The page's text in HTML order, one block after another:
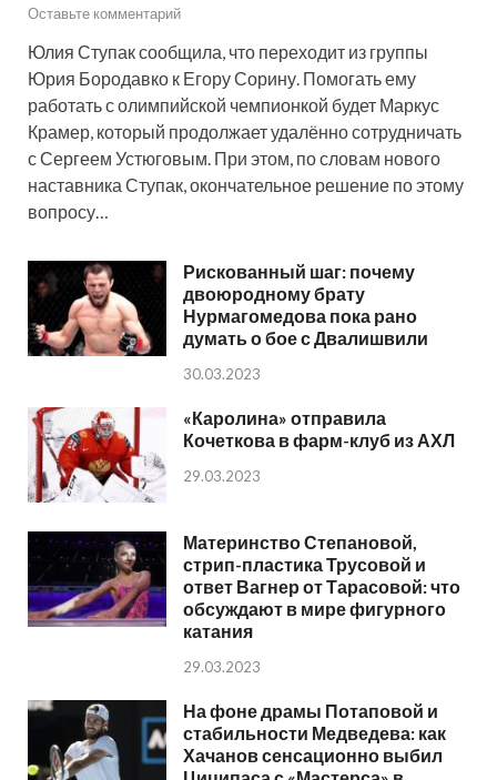
Оставьте комментарий
Юлия Ступак сообщила, что переходит из группы
Юрия Бородавко к Егору Сорину. Помогать ему
работать с олимпийской чемпионкой будет Маркус
Крамер, который продолжает удалённо сотрудничать
с Сергеем Устюговым. При этом, по словам нового
наставника Ступак, окончательное решение по этому
вопросу…
Рискованный шаг: почему
двоюродному брату
Нурмагомедова пока рано
думать о бое с Двалишвили
30.03.2023
«Каролина» отправила
Кочеткова в фарм-клуб из АХЛ
29.03.2023
Материнство Степановой,
стрип-пластика Трусовой и
ответ Вагнер от Тарасовой: что
обсуждают в мире фигурного
катания
29.03.2023
На фоне драмы Потаповой и
стабильности Медведева: как
Хачанов сенсационно выбил